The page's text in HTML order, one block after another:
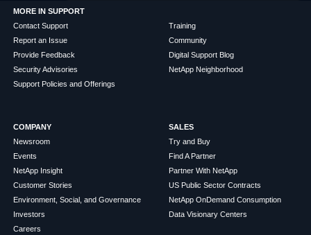
MORE IN SUPPORT
Contact Support
Report an Issue
Provide Feedback
Security Advisories
Support Policies and Offerings
Training
Community
Digital Support Blog
NetApp Neighborhood
COMPANY
Newsroom
Events
NetApp Insight
Customer Stories
Environment, Social, and Governance
Investors
Careers
SALES
Try and Buy
Find A Partner
Partner With NetApp
US Public Sector Contracts
NetApp OnDemand Consumption
Data Visionary Centers